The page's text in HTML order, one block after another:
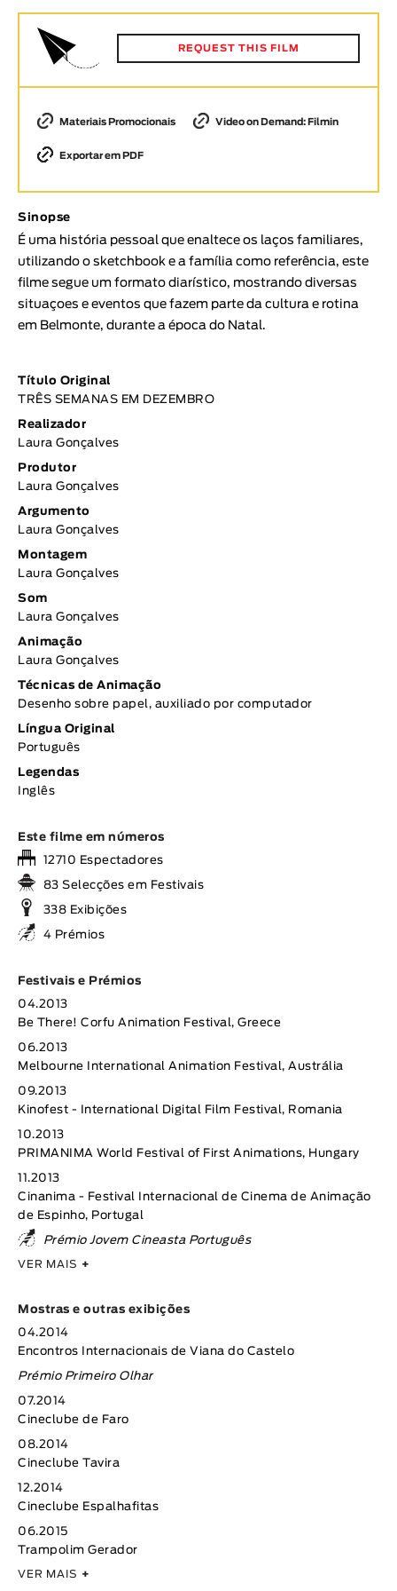
Animar
DURAÇÃO
< / >
GÉNERO
Ficção
Animação
Experimental
Documentário
TÓPICOS
Tópicos selecionados
REQUEST THIS FILM
Materiais Promocionais Video on Demand: Filmin
Exportar em PDF
Sinopse
É uma história pessoal que enaltece os laços familiares,
utilizando o sketchbook e a família como referência, este
filme segue um formato diarístico, mostrando diversas
situaçoes e eventos que fazem parte da cultura e rotina
em Belmonte, durante a época do Natal.
Título Original
TRÊS SEMANAS EM DEZEMBRO
Realizador
Laura Gonçalves
Produtor
Laura Gonçalves
Argumento
Laura Gonçalves
Montagem
Laura Gonçalves
Som
Laura Gonçalves
Animação
Laura Gonçalves
Técnicas de Animação
Desenho sobre papel, auxiliado por computador
Língua Original
Português
Legendas
Inglês
Este filme em números
12710 Espectadores
83 Selecções em Festivais
338 Exibições
4 Prémios
Festivais e Prémios
04.2013
Be There! Corfu Animation Festival, Greece
06.2013
Melbourne International Animation Festival, Austrália
09.2013
Kinofest - International Digital Film Festival, Romania
10.2013
PRIMANIMA World Festival of First Animations, Hungary
11.2013
Cinanima - Festival Internacional de Cinema de Animação
de Espinho, Portugal
Prémio Jovem Cineasta Português
VER MAIS +
Mostras e outras exibições
04.2014
Encontros Internacionais de Viana do Castelo
Prémio Primeiro Olhar
07.2014
Cineclube de Faro
08.2014
Cineclube Tavira
12.2014
Cineclube Espalhafitas
06.2015
Trampolim Gerador
VER MAIS +